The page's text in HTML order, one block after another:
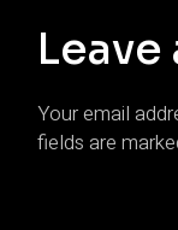
Leave
Your email
fields are